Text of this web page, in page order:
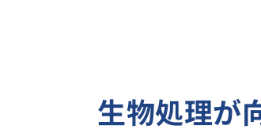
生物処理が